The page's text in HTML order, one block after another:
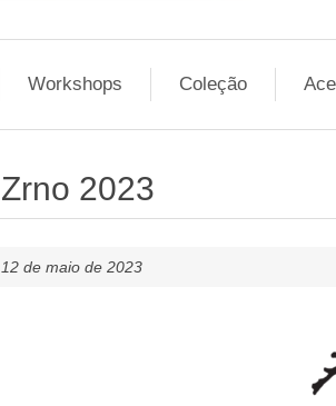
Workshops Coleção
Zrno 2023
12 de maio de 2023